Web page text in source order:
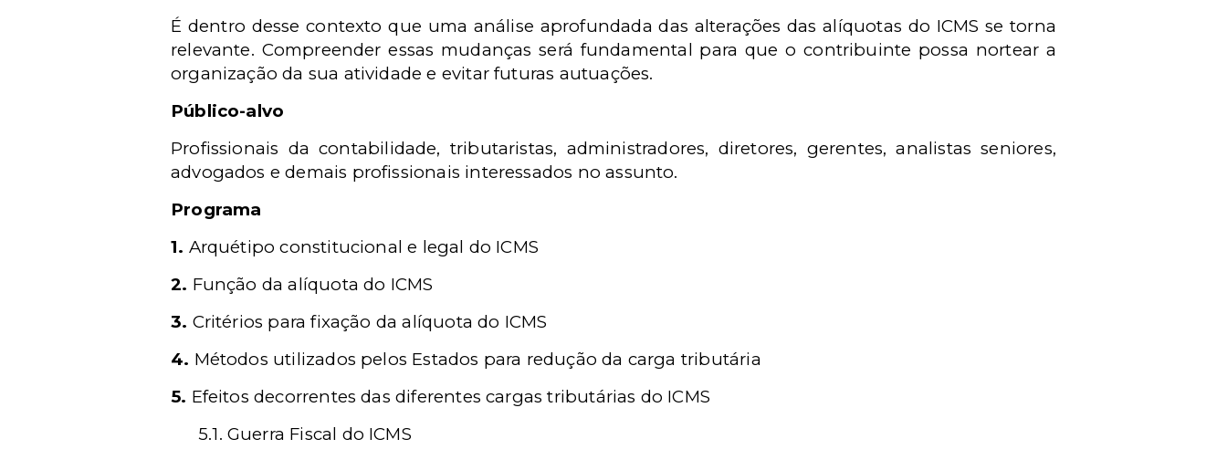
É dentro desse contexto que uma análise aprofundada das alterações das alíquotas do ICMS se torna
relevante. Compreender essas mudanças será fundamental para que o contribuinte possa nortear a
organização da sua atividade e evitar futuras autuações.
Público-alvo
Profissionais da contabilidade, tributaristas, administradores, diretores, gerentes, analistas seniores,
advogados e demais profissionais interessados no assunto.
Programa
1. Arquétipo constitucional e legal do ICMS
2. Função da alíquota do ICMS
3. Critérios para fixação da alíquota do ICMS
4. Métodos utilizados pelos Estados para redução da carga tributária
5. Efeitos decorrentes das diferentes cargas tributárias do ICMS
5.1. Guerra Fiscal do ICMS